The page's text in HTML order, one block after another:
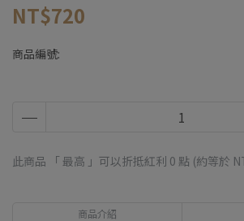
NT$720
商品編號:
此商品 「 最高 」可以折抵紅利 0 點 (約等於
商品介紹